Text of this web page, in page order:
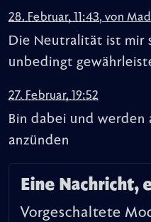
28. Februar, 11:43, von
Die Neutralität ist mir
unbedingt
27. Februar, 19:52
Bin dabei und werden
anzünden
Eine Nachricht,
Vorgeschaltete